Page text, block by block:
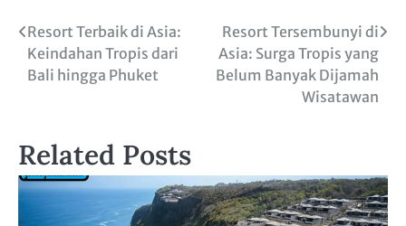
Post
navigation
Resort Terbaik di Asia:
Keindahan Tropis dari
Bali hingga Phuket
Resort Tersembunyi di
Asia: Surga Tropis yang
Belum Banyak Dijamah
Wisatawan
Related Posts